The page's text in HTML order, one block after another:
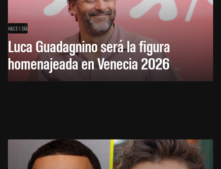
HACE 1 DÍA
Luca Guadagnino será la figura
homenajeada en Venecia 2026